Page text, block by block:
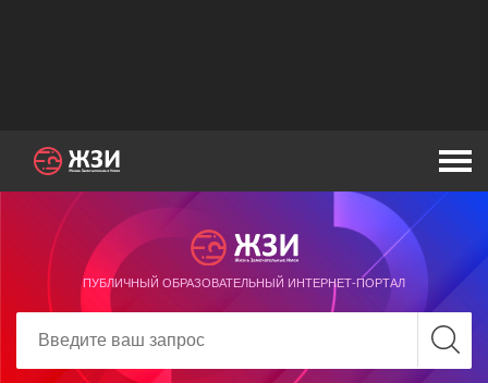
ПУБЛИЧНЫЙ ОБРАЗОВАТЕЛЬНЫЙ ИНТЕРНЕТ-ПОРТАЛ